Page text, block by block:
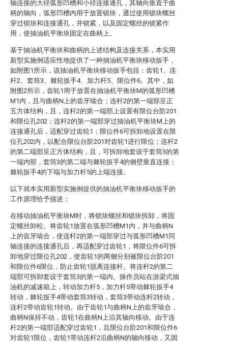
轴连接的大径弧形凹槽和小径连接通孔，其轴向垂直于曲
柄的轴向，弧形凹槽内用于放置锁块，通过使用锁块螺丝
穿过锁块和连接通孔，并锁紧，以及固定螺丝的锁紧作
用，使抽油机平衡块固定在曲柄上。
基于抽油机平衡块和曲柄的上述结构及连接关系，本实用
新型实施例适应性地提供了一种抽油机平衡块移动扳手，
如附图1所示，该抽油机平衡块移动扳手包括：齿轮1、连
杆2、套筒3、棘轮扳手4、加力杆5、限位件6。其中，如
附图2所示，齿轮1用于放置在抽油机平衡块M的弧形凹槽
M1内，且与曲柄N上的齿牙啮合；连杆2的第一端部呈正
五方体结构，且，连杆2的第一端部上设置有限位台阶201
和限位孔202；连杆2的第一端部穿过抽油机平衡块M上的
连接通孔后，适配穿过齿轮1；限位件6可拆卸地设置在限
位孔202内，以配合限位台阶201对齿轮1进行限位；连杆2
的第二端部呈正方体结构，且，可拆卸地套设于套筒3的第
一端内部，套筒3的第二端与棘轮扳手4的侧壁垂直连接；
棘轮扳手4的下端与加力杆5的上端连接。
以下就本实用新型实施例提供的抽油机平衡块移动扳手的
工作原理给予描述：
在移动抽油机平衡块M时，将锁块螺丝和锁块拆卸，将固
定螺丝卸松。将齿轮1放置在弧形凹槽M1内，并与曲柄N
上的齿牙啮合，使连杆2的第一端部穿过与弧形凹槽M1同
轴连接的连接通孔后，再适配穿过齿轮1，将限位件6可拆
卸地穿过限位孔202，使齿轮1的两侧分别被限位台阶201
和限位件6限位，防止齿轮1脱离连接杆。将连杆2的第二
端部可拆卸套设于套筒3的第一端内。操作员站在游梁式抽
油机的减速箱上，转动加力杆5，加力杆5带动棘轮扳手4
转动，棘轮扳手4带动套筒3转动，套筒3带动连杆2转动，
连杆2带动齿轮1转动。由于齿轮1与曲柄N上的齿牙啮合，
曲柄N保持不动，齿轮1在曲柄N上沿其轴向移动。由于连
杆2的第一端部适配穿过齿轮1，且限位台阶201和限位件6
对齿轮1限位，齿轮1带动连杆2沿曲柄N的轴向移动，又因